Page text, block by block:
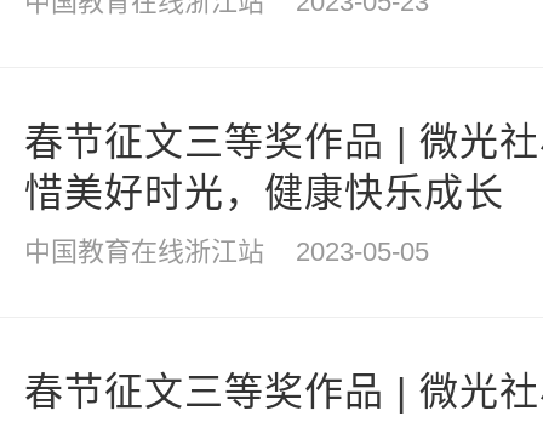
春节征文三等奖作品 | 微光
惜美好时光，健康快乐成长
中国教育在线浙江站 2023-05-05
春节征文三等奖作品 | 微光